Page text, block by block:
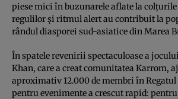
piese mici în buzunarele aflate la
regulilor și ritmul alert au contribuit la
rândul diasporei sud-asiatice din Marea
În spatele revenirii spectaculoase a
Khan, care a creat comunitatea Karrom,
aproximativ 12.000 de membri în
pentru evenimente a crescut rapid: